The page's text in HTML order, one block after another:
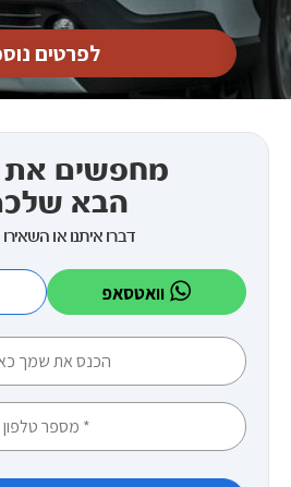
לפרטים
מחפשים את
הבא
דברו איתנו או
וואטסאפ